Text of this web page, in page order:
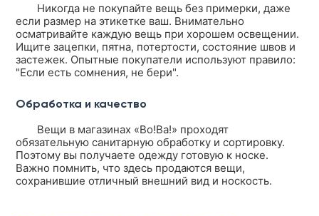
Никогда не покупайте вещь без примерки, даже
если размер на этикетке ваш. Внимательно
осматривайте каждую вещь при хорошем освещении.
Ищите зацепки, пятна, потертости, состояние швов и
застежек. Опытные покупатели используют правило:
"Если есть сомнения, не бери".
Обработка и качество
Вещи в магазинах «Во!Ва!» проходят
обязательную санитарную обработку и сортировку.
Поэтому вы получаете одежду готовую к носке.
Важно помнить, что здесь продаются вещи,
сохранившие отличный внешний вид и носкость.